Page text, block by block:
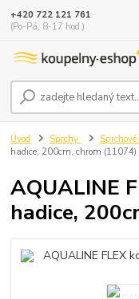
+420 722 121 761
(Po-Pá, 8-17 hod.)
Úvod Sprchy
hadice, 200cm, chrom (11074)
AQUALINE
hadice,